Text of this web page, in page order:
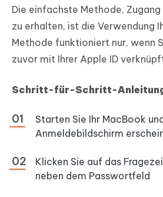
Die einfachste Methode,
zu erhalten, ist die Verwendung
Methode funktioniert nur, wenn
zuvor mit Ihrer Apple ID
Schritt-für-Schritt-
Starten Sie Ihr MacBook
Anmeldebildschirm
Klicken Sie auf das
neben dem Passwortfeld